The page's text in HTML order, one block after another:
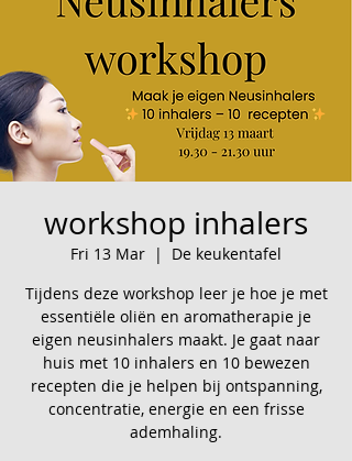
workshop inhalers
Fri 13 Mar
  |
De keukentafel
Tijdens deze workshop leer je hoe je met
essentiële oliën en aromatherapie je
eigen neusinhalers maakt. Je gaat naar
huis met 10 inhalers en 10 bewezen
recepten die je helpen bij ontspanning,
concentratie, energie en een frisse
ademhaling.